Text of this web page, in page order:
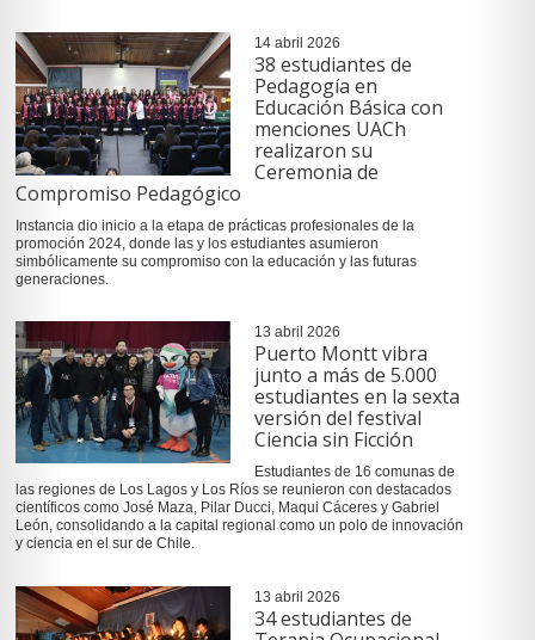
14 abril 2026
38 estudiantes de
Pedagogía en
Educación Básica con
menciones UACh
realizaron su
Ceremonia de
Compromiso Pedagógico
Instancia dio inicio a la etapa de prácticas profesionales de la
promoción 2024, donde las y los estudiantes asumieron
simbólicamente su compromiso con la educación y las futuras
generaciones.
13 abril 2026
Puerto Montt vibra
junto a más de 5.000
estudiantes en la sexta
versión del festival
Ciencia sin Ficción
Estudiantes de 16 comunas de
las regiones de Los Lagos y Los Ríos se reunieron con destacados
científicos como José Maza, Pilar Ducci, Maqui Cáceres y Gabriel
León, consolidando a la capital regional como un polo de innovación
y ciencia en el sur de Chile.
13 abril 2026
34 estudiantes de